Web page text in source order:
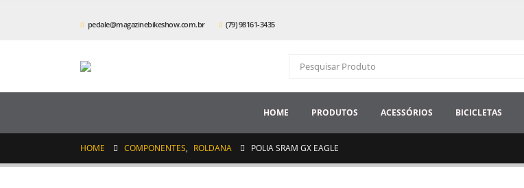
pedale@magazinebikeshow.com.br (79) 98161-3435
HOME PRODUTOS ACESSÓRIOS BICICLETAS
HOME COMPONENTES, ROLDANA POLIA SRAM GX EAGLE